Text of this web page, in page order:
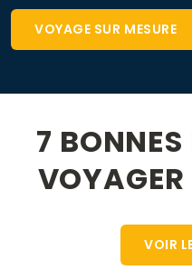
VOYAGE SUR MESURE
7
VOIR